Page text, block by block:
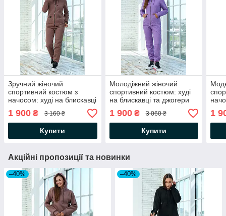
Зручний жіночий
спортивний костюм з
начосом: худі на блискавці
та джогери
1 900 ₴ 3 160 ₴
Купити
Молодіжний жіночий
спортивний костюм: худі
на блискавці та джогери
1 900₴ 3 060 ₴
Купити
та
1
Акційні пропозиції та новинки
–40% –40%